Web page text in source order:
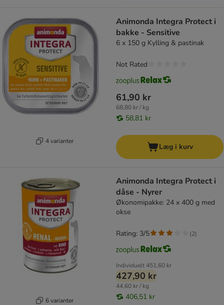
4 varianter
Animonda Integra Protect i
bakke - Sensitive
6 x 150 g Kylling & pastinak
61,90 kr
68,80 kr / kg
58,81 kr
Not Rated
Læg i kurv
6 varianter
Animonda Integra Protect i
dåse - Nyrer
Økonomipakke: 24 x 400 g med
okse
Individuelt451,60 kr
427,90 kr
44,60 kr / kg
406,51 kr
Rating: 3/5 (2)